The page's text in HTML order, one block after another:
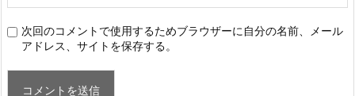
次回のコメントで使用するためブラウザーに自分の名前、メール
アドレス、サイトを保存する。